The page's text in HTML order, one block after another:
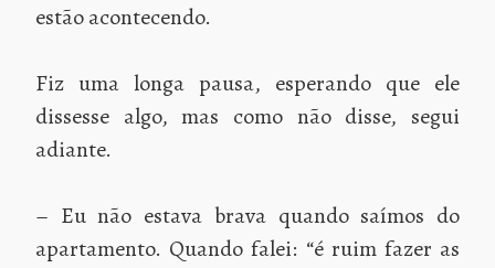
estão acontecendo.
Fiz uma longa pausa, esperando que ele
dissesse algo, mas como não disse, segui
adiante.
– Eu não estava brava quando saímos do
apartamento. Quando falei: “é ruim fazer as